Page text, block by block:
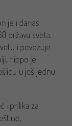
je i danas
država sveta.
i povezuje
Hippo je
u još jednu
i prilika za